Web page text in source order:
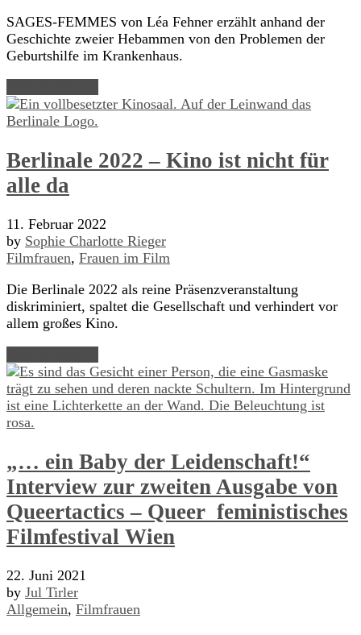
SAGES-FEMMES von Léa Fehner erzählt anhand der
Geschichte zweier Hebammen von den Problemen der
Geburtshilfe im Krankenhaus.
Berlinale 2022 – Kino ist nicht für
alle da
11. Februar 2022
by Sophie Charlotte Rieger
Filmfrauen, Frauen im Film
Die Berlinale 2022 als reine Präsenzveranstaltung
diskriminiert, spaltet die Gesellschaft und verhindert vor
allem großes Kino.
„… ein Baby der Leidenschaft!“
Interview zur zweiten Ausgabe von
Queertactics – Queer_feministisches
Filmfestival Wien
22. Juni 2021
by Jul Tirler
Allgemein, Filmfrauen